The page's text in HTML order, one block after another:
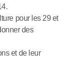
pour les 29 et
des
et de leur